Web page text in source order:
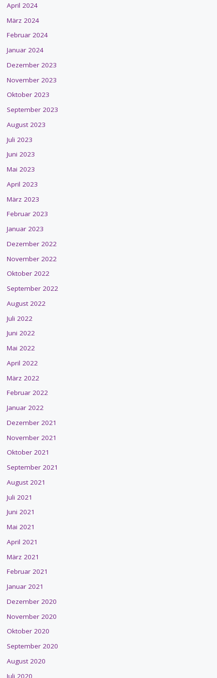
April 2024
März 2024
Februar 2024
Januar 2024
Dezember 2023
November 2023
Oktober 2023
September 2023
August 2023
Juli 2023
Juni 2023
Mai 2023
April 2023
März 2023
Februar 2023
Januar 2023
Dezember 2022
November 2022
Oktober 2022
September 2022
August 2022
Juli 2022
Juni 2022
Mai 2022
April 2022
März 2022
Februar 2022
Januar 2022
Dezember 2021
November 2021
Oktober 2021
September 2021
August 2021
Juli 2021
Juni 2021
Mai 2021
April 2021
März 2021
Februar 2021
Januar 2021
Dezember 2020
November 2020
Oktober 2020
September 2020
August 2020
Juli 2020